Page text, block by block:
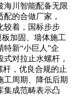
海川智能配备无限
的合做厂家，
较着，国标步步
加固、墙体施工
新“小巨人”企
对拉止水螺杆，
杆，优良合规的止
工周期、降低后期
集成范畴表示凸